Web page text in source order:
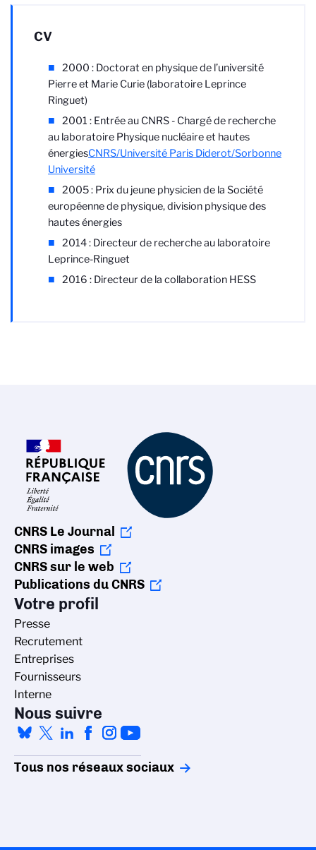
CV
2000 : Doctorat en physique de l’université
Pierre et Marie Curie (laboratoire Leprince
Ringuet)
2001 : Entrée au CNRS - Chargé de recherche
au laboratoire Physique nucléaire et hautes
énergiesCNRS/Université Paris Diderot/Sorbonne
Université
2005 : Prix du jeune physicien de la Société
européenne de physique, division physique des
hautes énergies
2014 : Directeur de recherche au laboratoire
Leprince-Ringuet
2016 : Directeur de la collaboration HESS
CNRS Le Journal
CNRS images
CNRS sur le web
Publications du CNRS
Votre profil
Presse
Recrutement
Entreprises
Fournisseurs
Interne
Nous suivre
Tous nos réseaux sociaux